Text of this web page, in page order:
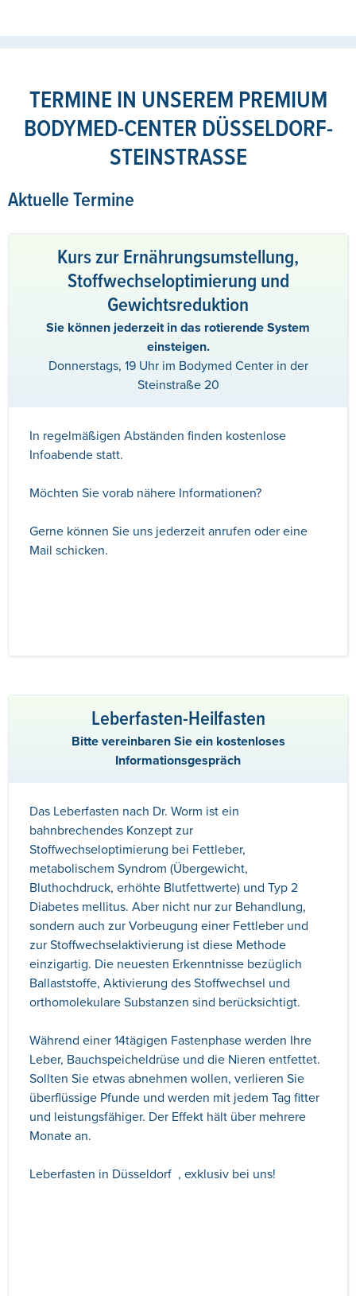
TERMINE IN UNSEREM PREMIUM
BODYMED-CENTER DÜSSELDORF-
STEINSTRASSE
Aktuelle Termine
Kurs zur Ernährungsumstellung,
Stoffwechseloptimierung und
Gewichtsreduktion
Sie können jederzeit in das rotierende System
einsteigen.
Donnerstags, 19 Uhr im Bodymed Center in der
Steinstraße 20
In regelmäßigen Abständen finden kostenlose
Infoabende statt.
Möchten Sie vorab nähere Informationen?
Gerne können Sie uns jederzeit anrufen oder eine
Mail schicken.
Leberfasten-Heilfasten
Bitte vereinbaren Sie ein kostenloses
Informationsgespräch
Das Leberfasten nach Dr. Worm ist ein
bahnbrechendes Konzept zur
Stoffwechseloptimierung bei Fettleber,
metabolischem Syndrom (Übergewicht,
Bluthochdruck, erhöhte Blutfettwerte) und Typ 2
Diabetes mellitus. Aber nicht nur zur Behandlung,
sondern auch zur Vorbeugung einer Fettleber und
zur Stoffwechselaktivierung ist diese Methode
einzigartig. Die neuesten Erkenntnisse bezüglich
Ballaststoffe, Aktivierung des Stoffwechsel und
orthomolekulare Substanzen sind berücksichtigt.
Während einer 14tägigen Fastenphase werden Ihre
Leber, Bauchspeicheldrüse und die Nieren entfettet.
Sollten Sie etwas abnehmen wollen, verlieren Sie
überflüssige Pfunde und werden mit jedem Tag fitter
und leistungsfähiger. Der Effekt hält über mehrere
Monate an.
Leberfasten in Düsseldorf , exklusiv bei uns!